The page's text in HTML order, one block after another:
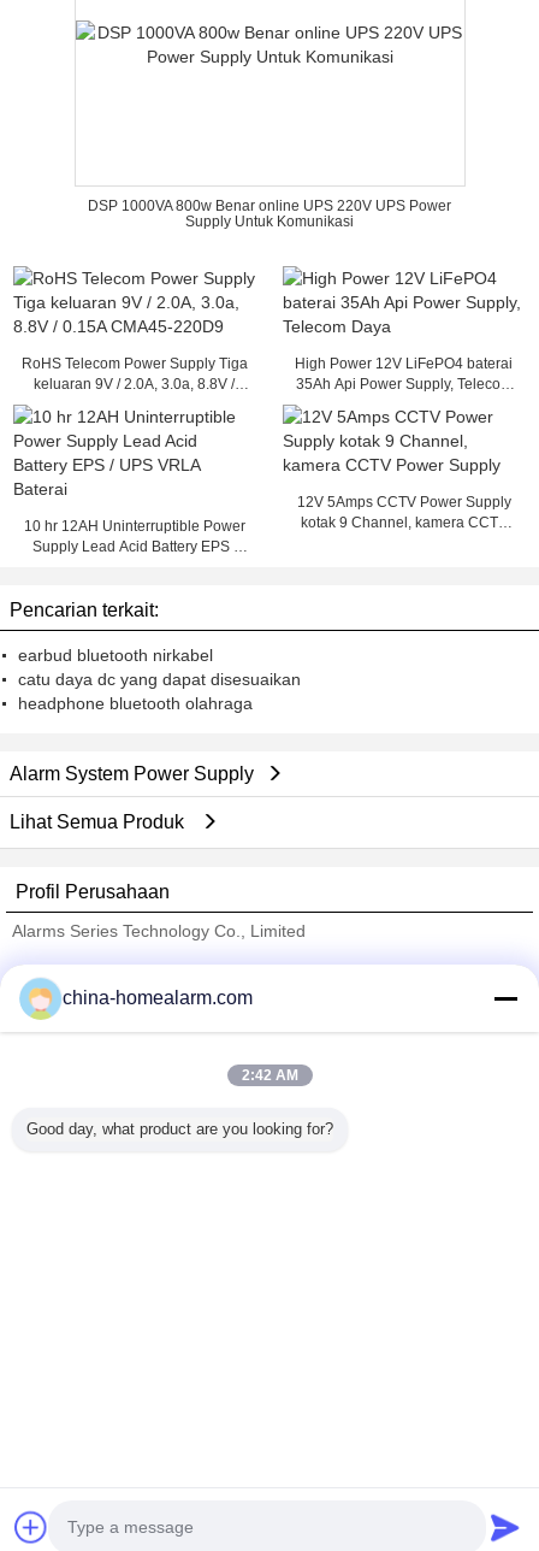
DSP 1000VA 800w Benar online UPS 220V UPS Power
Supply Untuk Komunikasi
RoHS Telecom Power Supply Tiga
keluaran 9V / 2.0A, 3.0a, 8.8V /
High Power 12V LiFePO4 baterai
35Ah Api Power Supply, Telecom
10 hr 12AH Uninterruptible Power
Supply Lead Acid Battery EPS /
12V 5Amps CCTV Power Supply
kotak 9 Channel, kamera CCTV
Pencarian terkait:
earbud bluetooth nirkabel
catu daya dc yang dapat disesuaikan
headphone bluetooth olahraga
Alarm System Power Supply
Lihat Semua Produk
Profil Perusahaan
Alarms Series Technology Co., Limited
Trust Seal
Verified Suplier
Semua produk
Developed by
china-homealarm.com
2:42 AM
Good day, what product are you looking for?